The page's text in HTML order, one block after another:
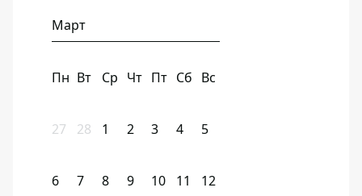
Март
Пн Вт Ср Чт Пт Сб Вс
27 28 1 2 3 4 5
6 7 8 9 10 11 12